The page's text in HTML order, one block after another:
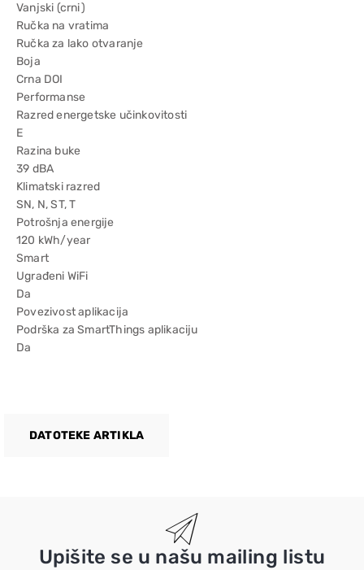
Vanjski (crni)
Ručka na vratima
Ručka za lako otvaranje
Boja
Crna DOI
Performanse
Razred energetske učinkovitosti
E
Razina buke
39 dBA
Klimatski razred
SN, N, ST, T
Potrošnja energije
120 kWh/year
Smart
Ugrađeni WiFi
Da
Povezivost aplikacija
Podrška za SmartThings aplikaciju
Da
DATOTEKE ARTIKLA
Upišite se u našu mailing listu